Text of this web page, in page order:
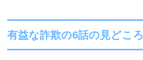
有益な詐欺の6話の見どころ